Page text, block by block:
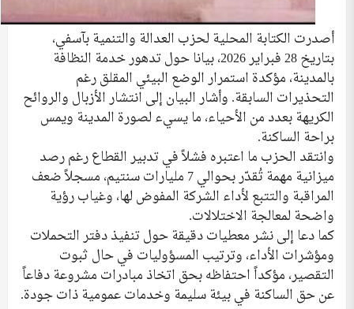
أصدرت الكتابة المحلية لحزب العدالة والتنمية بآسفي،
بتاريخ 28 فبراير 2026، بيانا حول تدهور خدمة النظافة
بالمدينة، مؤكدة استمرار الوضع البيئي المقلق رغم
التحذيرات السابقة. وأشار البيان إلى انتشار الأزبال والروائح
الكريهة بعدد من الأحياء، ما يسيء لصورة المدينة ويمس
براحة الساكنة.
وانتقد الحزب ما اعتبره فشلاً في تدبير القطاع رغم رصد
ميزانية مهمة تُقدّر بحوالي 7 مليارات سنتيم، مسجلاً ضعف
المراقبة والتتبع لأداء الشركة المفوض لها، وغياب رؤية
واضحة لمعالجة الاختلالات.
كما دعا إلى نشر معطيات دقيقة حول تنفيذ دفتر التحملات
ومؤشرات الأداء، وترتيب المسؤوليات في حال ثبوت
التقصير، مؤكداً احتفاظه بحق اتخاذ مبادرات مشروعة دفاعاً
عن حق الساكنة في بيئة سليمة وخدمات عمومية ذات جودة.